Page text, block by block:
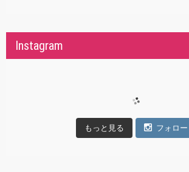
Instagram
もっと見る フォロー